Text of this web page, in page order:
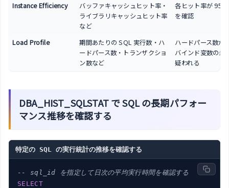
Instance Efficiency
バッファキャッシュヒット率・
ライブラリキャッシュヒット率
など
各ヒット率が
を確認
Load Profile
期間あたりの SQL 実行数・ハ
ードパース数・トランザクショ
ン数など
ハードパース数が
バインド変数の未
疑われる
DBA_HIST_SQLSTAT で SQL の長期パフォー
マンス推移を確認する
特定の SQL の実行統計の推移を確認する
-- sql_id を指定して日次の平均実行時間を確認する
SELECT